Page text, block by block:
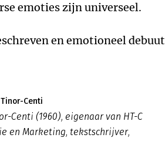
emoties zijn universeel.
en emotioneel debuut
Centi
Centi (1960), eigenaar van HT-C
en Marketing, tekstschrijver,